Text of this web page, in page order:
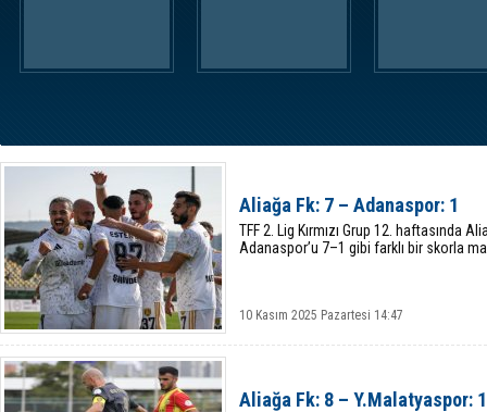
Aliağa Fk: 7 – Adanaspor: 1
TFF 2. Lig Kırmızı Grup 12. haftasında
Adanaspor’u 7–1 gibi farklı bir skorla
10 Kasım 2025 Pazartesi 14:47
Aliağa Fk: 8 – Y.Malatyaspor: 1